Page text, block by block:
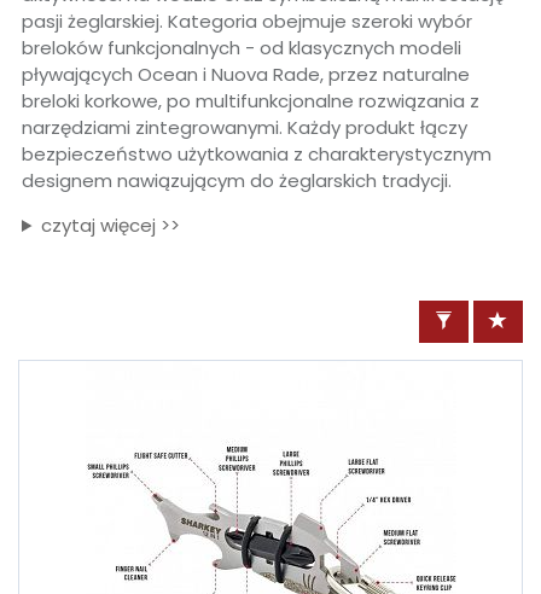
pasji żeglarskiej. Kategoria obejmuje szeroki wybór
breloków funkcjonalnych - od klasycznych modeli
pływających Ocean i Nuova Rade, przez naturalne
breloki korkowe, po multifunkcjonalne rozwiązania z
narzędziami zintegrowanymi. Każdy produkt łączy
bezpieczeństwo użytkowania z charakterystycznym
designem nawiązującym do żeglarskich tradycji.
czytaj więcej >>